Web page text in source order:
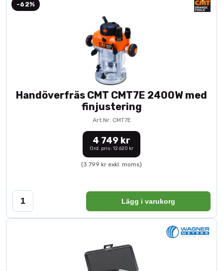
-62%
Handöverfräs CMT CMT7E 2400W med
finjustering
Art.Nr: CMT7E
4 749 kr
Ord. pris: 12 620 kr
(3 799 kr exkl. moms)
Lägg i varukorg